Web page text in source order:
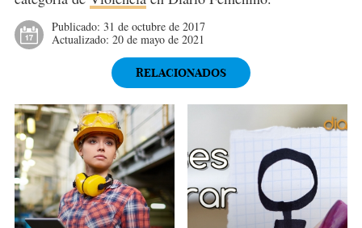
Publicado: 31 de octubre de 2017
Actualizado: 20 de mayo de 2021
RELACIONADOS